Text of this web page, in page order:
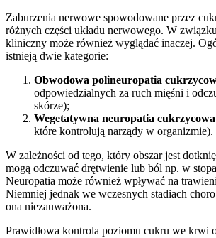
Zaburzenia nerwowe spowodowane przez
różnych części układu nerwowego. W
kliniczny może również wyglądać inaczej.
istnieją dwie kategorie:
Obwodowa polineuropatia
odpowiedzialnych za ruch mięśni i
skórze);
Wegetatywna neuropatia cukrzycowa
które kontrolują narządy w organizmie).
W zależności od tego, który obszar jest
mogą odczuwać drętwienie lub ból np. w
Neuropatia może również wpływać na
Niemniej jednak we wczesnych stadiach
ona niezauważona.
Prawidłowa kontrola poziomu cukru we krwi